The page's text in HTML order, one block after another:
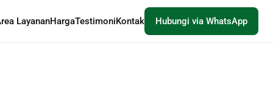
LayananHargaTestimoniKontak Hubungi via WhatsApp